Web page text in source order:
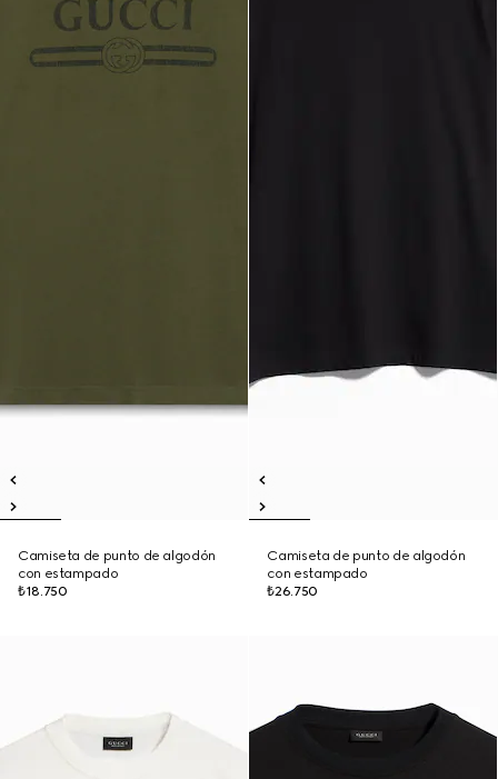
Camiseta de punto de algodón
con estampado
₺18.750
Camiseta de punto de algodón
con estampado
₺26.750